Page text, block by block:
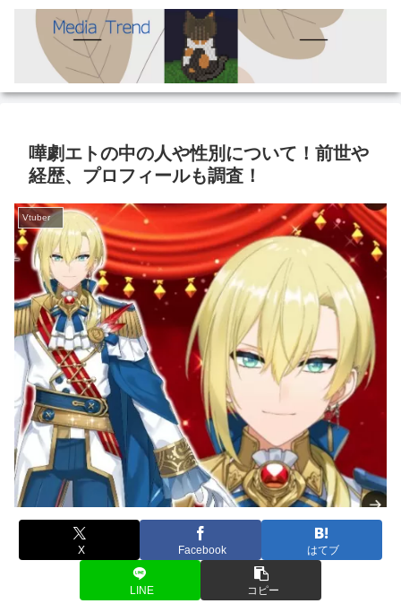
嘩劇エトの中の人や性別について！前世や
経歴、プロフィールも調査！
Vtuber
X Facebook はてブ
LINE コピー